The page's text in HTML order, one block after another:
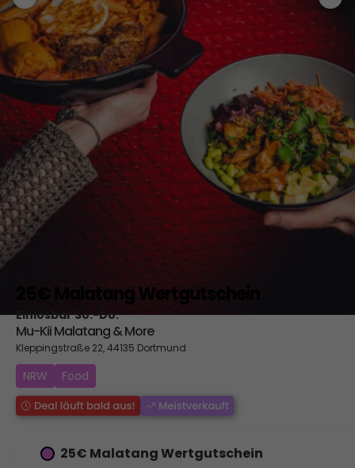
25€ Malatang Wertgutschein
Einlösbar So.-Do.
Mu-Kii Malatang & More
Kleppingstraße 22, 44135 Dortmund
NRW Food
25€ Malatang Wertgutschein